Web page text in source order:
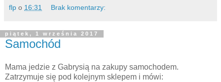
flp o 16:31 Brak komentarzy:
piątek, 1 września 2017
Samochód
Mama jedzie z Gabrysią na zakupy samochodem.
Zatrzymuje się pod kolejnym sklepem i mówi: